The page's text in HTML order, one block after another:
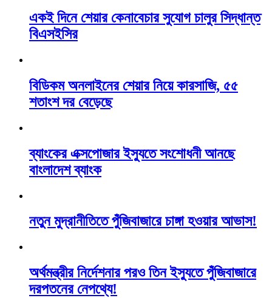
একই দিনে শেয়ার কেনাবেচার সুযোগ চালুর সিদ্ধান্ত
বিএসইসির
বিডিকম অনলাইনের শেয়ার নিয়ে কারসাজি, ৫৫
শতাংশ দর বেড়েছে
ব্যাংকের এক্সপোজার ইস্যুতে সংশোধনী আনছে
বাংলাদেশ ব্যাংক
নতুন মুদ্রানীতিতে পুঁজিবাজারে চাঙ্গা হওয়ার আভাস!
অর্থমন্ত্রীর নির্দেশনার পরও তিন ইস্যুতে পুঁজিবাজারে
দরপতনের নেপথ্যে!